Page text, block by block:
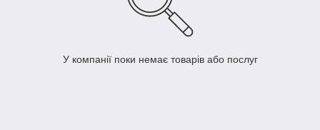
У компанії поки немає товарів або послуг